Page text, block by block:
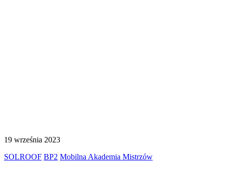
19 września 2023
SOLROOF BP2 Mobilna Akademia Mistrzów